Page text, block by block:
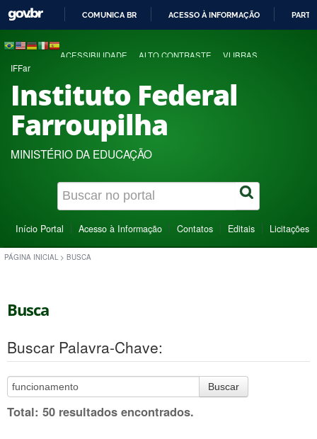
COMUNICA BR ACESSO À INFORMAÇÃO
ACESSIBILIDADE ALTO CONTRASTE VLIBRAS
IFFar
Instituto Federal
Farroupilha
MINISTÉRIO DA EDUCAÇÃO
Início Portal Acesso à Informação Contatos Editais Licitações
PÁGINA INICIAL > BUSCA
Busca
Buscar Palavra-Chave:
Buscar
Total: 50 resultados encontrados.